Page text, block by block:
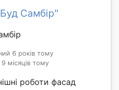
Самбір"
6 років тому
9 місяців тому
роботи фасад